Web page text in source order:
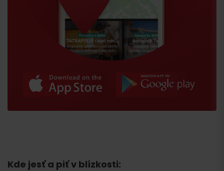
Kde jesť a piť v blízkosti: